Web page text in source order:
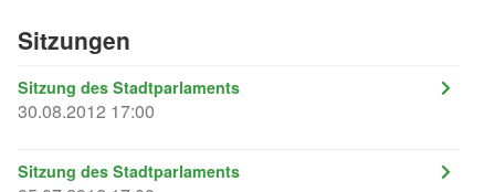
Sitzungen
Sitzung des Stadtparlaments
30.08.2012 17:00
Sitzung des Stadtparlaments